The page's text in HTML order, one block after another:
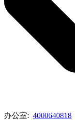
办公室: 4000640818